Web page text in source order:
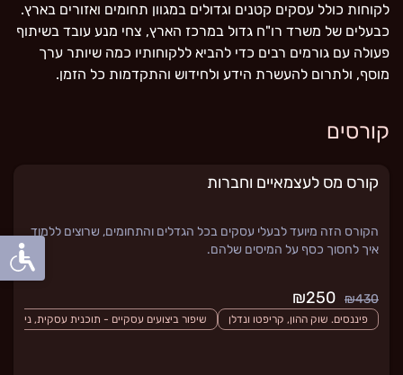
לקוחות כולל עסקים קטנים וגדולים במגוון תחומים ואזורים בארץ.
כבעלים של משרד רו"ח גדול במרכז הארץ, צחי מנע עובד בשיתוף
פעולה עם גורמים רבים כדי להביא ללקוחותיו כמה שיותר ערך
מוסף, ולתרום להעשרת הידע ולחידוש והתקדמות כל הזמן.
קורסים
קורס מס לעצמאיים וחברות
הקורס הזה מיועד לבעלי עסקים בכל הגדלים והתחומים, שרוצים ללמוד
איך לחסוך כסף על המיסים שלהם.
₪430
פיננסים. שוק ההון, קריפטו ונדלן שיפור ביצועים עסקיים - תוכנית עסקית, ניהול